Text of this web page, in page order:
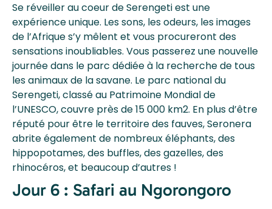
Se réveiller au coeur de Serengeti est une
expérience unique. Les sons, les odeurs, les images
de l’Afrique s’y mêlent et vous procureront des
sensations inoubliables. Vous passerez une nouvelle
journée dans le parc dédiée à la recherche de tous
les animaux de la savane. Le parc national du
Serengeti, classé au Patrimoine Mondial de
l’UNESCO, couvre près de 15 000 km2. En plus d’être
réputé pour être le territoire des fauves, Seronera
abrite également de nombreux éléphants, des
hippopotames, des buffles, des gazelles, des
rhinocéros, et beaucoup d’autres !
Jour 6 : Safari au Ngorongoro